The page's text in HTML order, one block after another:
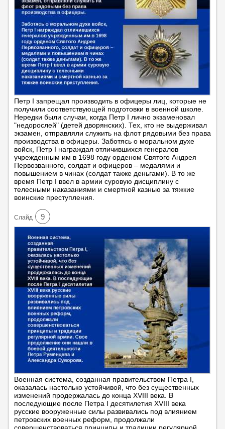
Петр I запрещал производить в офицеры лиц, которые не
получили соответствующей подготовки в военной школе.
Нередки были случаи, когда Петр I лично экзаменовал
"недорослей" (детей дворянских). Тех, кто не выдерживал
экзамен, отправляли служить на флот рядовыми без права
производства в офицеры. Заботясь о моральном духе
войск, Петр I награждал отличившихся генералов
учрежденным им в 1698 году орденом Святого Андрея
Первозванного, солдат и офицеров – медалями и
повышением в чинах (солдат также деньгами). В то же
время Петр I ввел в армии суровую дисциплину с
телесными наказаниями и смертной казнью за тяжкие
воинские преступления.
Cлайд 9
Военная система, созданная правительством Петра I,
оказалась настолько устойчивой, что без существенных
изменений продержалась до конца ХVIII века. В
последующие после Петра I десятилетия ХVIII века
русские вооруженные силы развивались под влиянием
петровских военных реформ, продолжали
совершенствоваться принципы и традиции регулярной